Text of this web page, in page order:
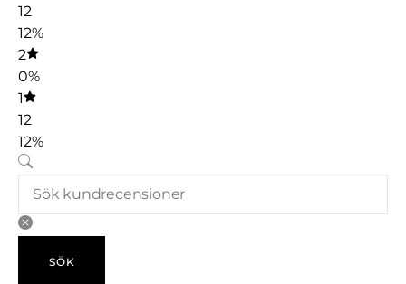
12
12%
2
0%
1
12
12%
SÖK